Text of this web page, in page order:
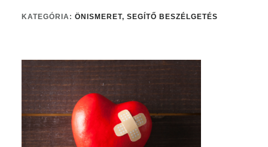
KATEGÓRIA: ÖNISMERET, SEGÍTŐ BESZÉLGETÉS
Elsődleges
oldalsáv